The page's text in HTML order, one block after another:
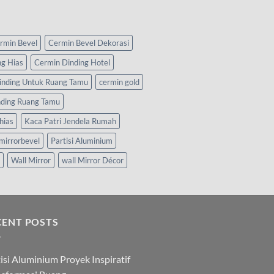
Bevel
Cermin Bevel Dekorasi
Hias
Cermin Dinding Hotel
Untuk Ruang Tamu
cermin gold
Ruang Tamu
Kaca Patri Jendela Rumah
Partisi Aluminium
Wall Mirror
wall Mirror Décor
POSTS
Aluminium Proyek Inspiratif